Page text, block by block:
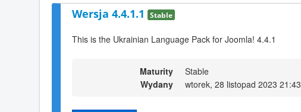
Wersja 4.4.1.1 Stable
This is the Ukrainian Language Pack for Joomla! 4.4.1
Maturity
Stable
Wydany
wtorek, 28 listopad 2023 21:43